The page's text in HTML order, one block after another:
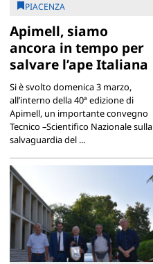
PIACENZA
Apimell, siamo
ancora in tempo per
salvare l’ape Italiana
Si è svolto domenica 3 marzo,
all’interno della 40ª edizione di
Apimell, un importante convegno
Tecnico –Scientifico Nazionale sulla
salvaguardia del ...